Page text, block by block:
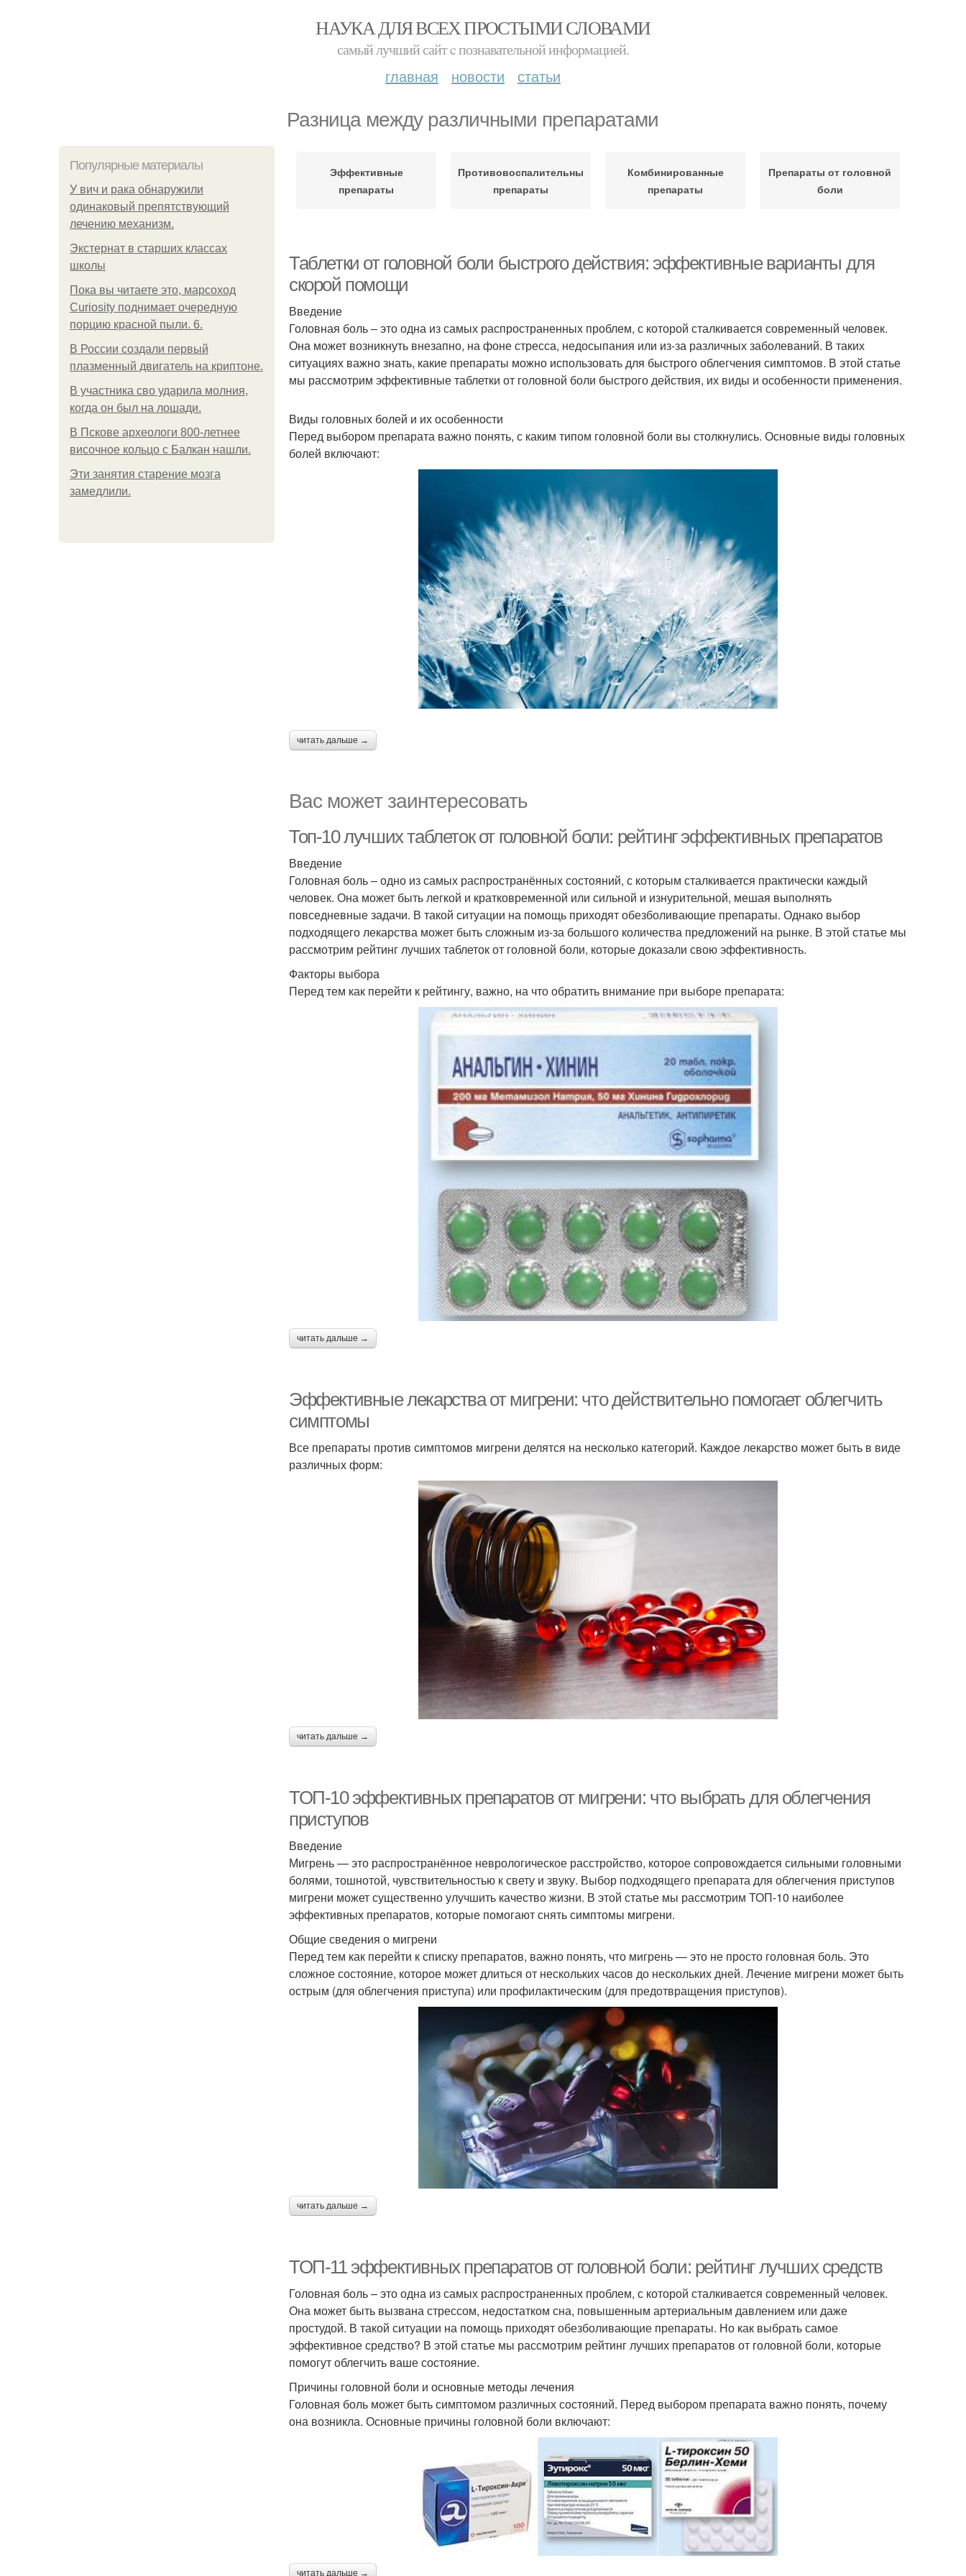
НАУКА ДЛЯ ВСЕХ ПРОСТЫМИ СЛОВАМИ
самый лучший сайт c познавательной информацией.
главная новости статьи
Разница между различными препаратами
Популярные материалы
У вич и рака обнаружили
одинаковый препятствующий
лечению механизм.
Экстернат в старших классах
школы
Пока вы читаете это, марсоход
Curiosity поднимает очередную
порцию красной пыли. 6.
В России создали первый
плазменный двигатель на криптоне.
В участника сво ударила молния,
когда он был на лошади.
В Пскове археологи 800-летнее
височное кольцо с Балкан нашли.
Эти занятия старение мозга
замедлили.
Эффективные
препараты
Противовоспалительные
препараты
Комбинированные
препараты
Препараты от головной
боли
Таблетки от головной боли быстрого действия: эффективные варианты для
скорой помощи
Введение
Головная боль – это одна из самых распространенных проблем, с которой сталкивается современный человек.
Она может возникнуть внезапно, на фоне стресса, недосыпания или из-за различных заболеваний. В таких
ситуациях важно знать, какие препараты можно использовать для быстрого облегчения симптомов. В этой статье
мы рассмотрим эффективные таблетки от головной боли быстрого действия, их виды и особенности применения.
Виды головных болей и их особенности
Перед выбором препарата важно понять, с каким типом головной боли вы столкнулись. Основные виды головных
болей включают:
читать дальше →
Вас может заинтересовать
Топ-10 лучших таблеток от головной боли: рейтинг эффективных препаратов
Введение
Головная боль – одно из самых распространённых состояний, с которым сталкивается практически каждый
человек. Она может быть легкой и кратковременной или сильной и изнурительной, мешая выполнять
повседневные задачи. В такой ситуации на помощь приходят обезболивающие препараты. Однако выбор
подходящего лекарства может быть сложным из-за большого количества предложений на рынке. В этой статье мы
рассмотрим рейтинг лучших таблеток от головной боли, которые доказали свою эффективность.
Факторы выбора
Перед тем как перейти к рейтингу, важно, на что обратить внимание при выборе препарата:
читать дальше →
Эффективные лекарства от мигрени: что действительно помогает облегчить
симптомы
Все препараты против симптомов мигрени делятся на несколько категорий. Каждое лекарство может быть в виде
различных форм:
читать дальше →
ТОП-10 эффективных препаратов от мигрени: что выбрать для облегчения
приступов
Введение
Мигрень — это распространённое неврологическое расстройство, которое сопровождается сильными головными
болями, тошнотой, чувствительностью к свету и звуку. Выбор подходящего препарата для облегчения приступов
мигрени может существенно улучшить качество жизни. В этой статье мы рассмотрим ТОП-10 наиболее
эффективных препаратов, которые помогают снять симптомы мигрени.
Общие сведения о мигрени
Перед тем как перейти к списку препаратов, важно понять, что мигрень — это не просто головная боль. Это
сложное состояние, которое может длиться от нескольких часов до нескольких дней. Лечение мигрени может быть
острым (для облегчения приступа) или профилактическим (для предотвращения приступов).
читать дальше →
ТОП-11 эффективных препаратов от головной боли: рейтинг лучших средств
Головная боль – это одна из самых распространенных проблем, с которой сталкивается современный человек.
Она может быть вызвана стрессом, недостатком сна, повышенным артериальным давлением или даже
простудой. В такой ситуации на помощь приходят обезболивающие препараты. Но как выбрать самое
эффективное средство? В этой статье мы рассмотрим рейтинг лучших препаратов от головной боли, которые
помогут облегчить ваше состояние.
Причины головной боли и основные методы лечения
Головная боль может быть симптомом различных состояний. Перед выбором препарата важно понять, почему
она возникла. Основные причины головной боли включают:
читать дальше →